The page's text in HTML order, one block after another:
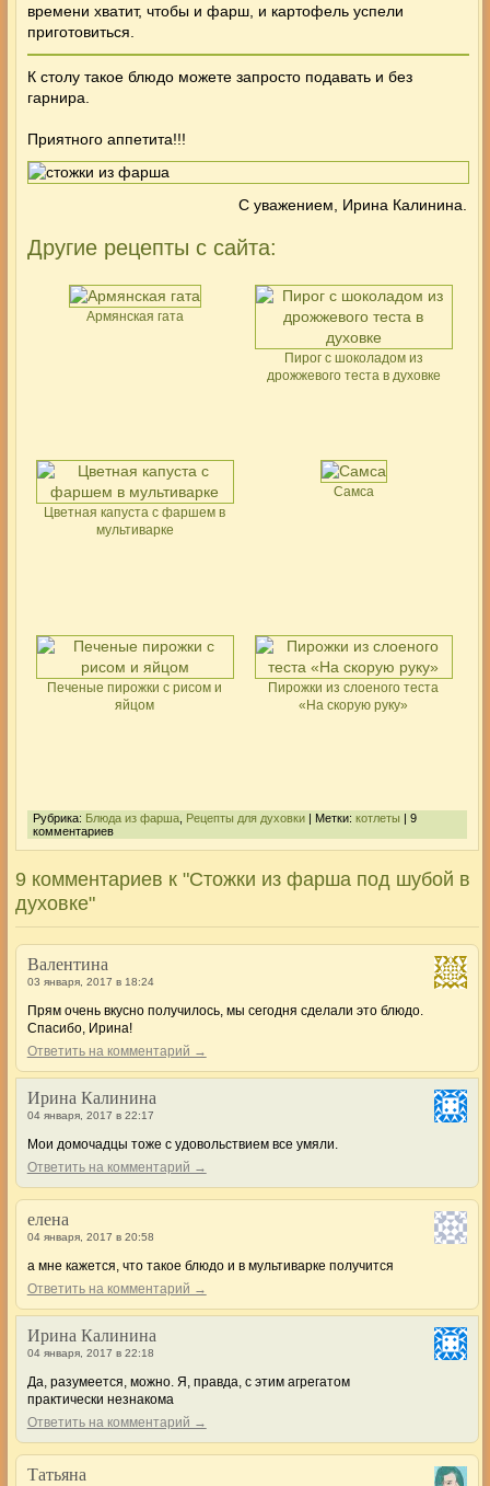
времени хватит, чтобы и фарш, и картофель успели
приготовиться.
К столу такое блюдо можете запросто подавать и без
гарнира.
Приятного аппетита!!!
С уважением, Ирина Калинина.
Другие рецепты с сайта:
Армянская гата
Пирог с шоколадом из
дрожжевого теста в духовке
Цветная капуста с фаршем в
мультиварке
Самса
Печеные пирожки с рисом и
яйцом
Пирожки из слоеного теста
«На скорую руку»
Рубрика: Блюда из фарша, Рецепты для духовки| Метки: котлеты | 9
комментариев
9 комментариев к "Стожки из фарша под шубой в
духовке"
Валентина
03 января, 2017 в 18:24
Прям очень вкусно получилось, мы сегодня сделали это блюдо.
Спасибо, Ирина!
Ответить на комментарий →
Ирина Калинина
04 января, 2017 в 22:17
Мои домочадцы тоже с удовольствием все умяли.
Ответить на комментарий →
елена
04 января, 2017 в 20:58
а мне кажется, что такое блюдо и в мультиварке получится
Ответить на комментарий →
Ирина Калинина
04 января, 2017 в 22:18
Да, разумеется, можно. Я, правда, с этим агрегатом
практически незнакома
Ответить на комментарий →
Татьяна